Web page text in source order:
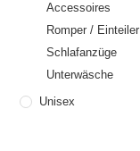
Accessoires
Romper / Einteiler
Schlafanzüge
Unterwäsche
Unisex